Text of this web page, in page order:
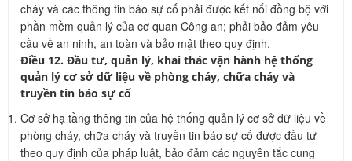
cháy và các thông tin báo sự cố phải được kết nối đồng bộ với
phần mềm quản lý của cơ quan Công an; phải bảo đảm yêu
cầu về an ninh, an toàn và bảo mật theo quy định.
Điều 12. Đầu tư, quản lý, khai thác vận hành hệ thống
quản lý cơ sở dữ liệu về phòng cháy, chữa cháy và
truyền tin báo sự cố
Cơ sở hạ tầng thông tin của hệ thống quản lý cơ sở dữ liệu về
phòng cháy, chữa cháy và truyền tin báo sự cố được đầu tư
theo quy định của pháp luật, bảo đảm các nguyên tắc cung